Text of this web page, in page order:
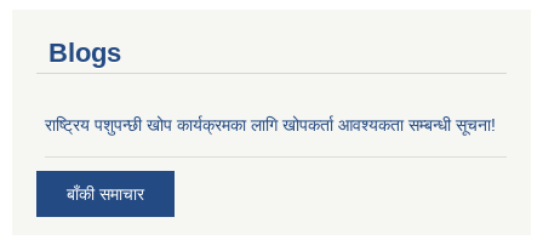
Blogs
राष्ट्रिय पशुपन्छी खोप कार्यक्रमका लागि खोपकर्ता आवश्यकता सम्बन्धी सूचना!
बाँकी समाचार